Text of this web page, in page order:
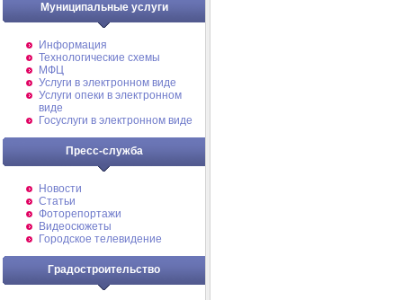
Муниципальные услуги
Информация
Технологические схемы
МФЦ
Услуги в электронном виде
Услуги опеки в электронном
виде
Госуслуги в электронном виде
Пресс-служба
Новости
Статьи
Фоторепортажи
Видеосюжеты
Городское телевидение
Градостроительство